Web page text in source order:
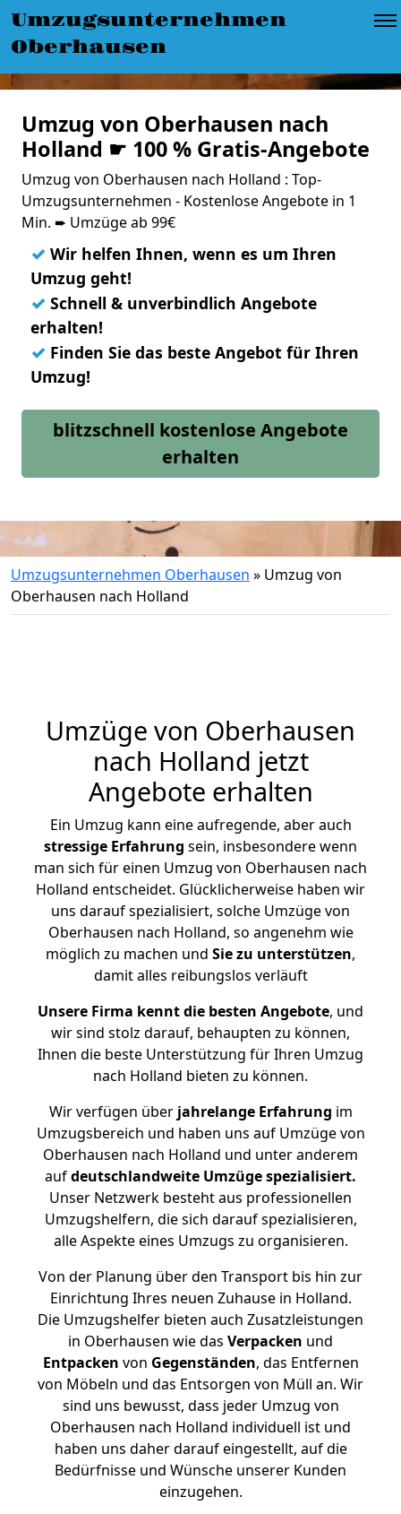
Umzugsunternehmen
Oberhausen
Umzug von Oberhausen nach
Holland ☛ 100 % Gratis-Angebote
Umzug von Oberhausen nach Holland : Top-
Umzugsunternehmen - Kostenlose Angebote in 1
Min. ➨ Umzüge ab 99€
✓ Wir helfen Ihnen, wenn es um Ihren
Umzug geht!
✓ Schnell & unverbindlich Angebote
erhalten!
✓ Finden Sie das beste Angebot für Ihren
Umzug!
blitzschnell kostenlose Angebote
erhalten
Umzugsunternehmen Oberhausen » Umzug von
Oberhausen nach Holland
Umzüge von Oberhausen
nach Holland jetzt
Angebote erhalten
Ein Umzug kann eine aufregende, aber auch
stressige Erfahrung sein, insbesondere wenn
man sich für einen Umzug von Oberhausen nach
Holland entscheidet. Glücklicherweise haben wir
uns darauf spezialisiert, solche Umzüge von
Oberhausen nach Holland, so angenehm wie
möglich zu machen und Sie zu unterstützen,
damit alles reibungslos verläuft
Unsere Firma kennt die besten Angebote, und
wir sind stolz darauf, behaupten zu können,
Ihnen die beste Unterstützung für Ihren Umzug
nach Holland bieten zu können.
Wir verfügen überjahrelange Erfahrung im
Umzugsbereich und haben uns auf Umzüge von
Oberhausen nach Holland und unter anderem
aufdeutschlandweite Umzüge spezialisiert.
Unser Netzwerk besteht aus professionellen
Umzugshelfern, die sich darauf spezialisieren,
alle Aspekte eines Umzugs zu organisieren.
Von der Planung über den Transport bis hin zur
Einrichtung Ihres neuen Zuhause in Holland.
Die Umzugshelfer bieten auch Zusatzleistungen
in Oberhausen wie das Verpacken und
Entpacken von Gegenständen, das Entfernen
von Möbeln und das Entsorgen von Müll an. Wir
sind uns bewusst, dass jeder Umzug von
Oberhausen nach Holland individuell ist und
haben uns daher darauf eingestellt, auf die
Bedürfnisse und Wünsche unserer Kunden
einzugehen.